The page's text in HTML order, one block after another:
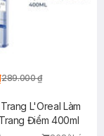
289.000 ₫
L'Oreal Làm
Điểm 400ml